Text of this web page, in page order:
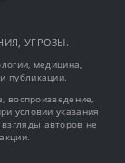
УГРОЗЫ.
медицина,
публикации.
воспроизведение,
условии указания
авторов не